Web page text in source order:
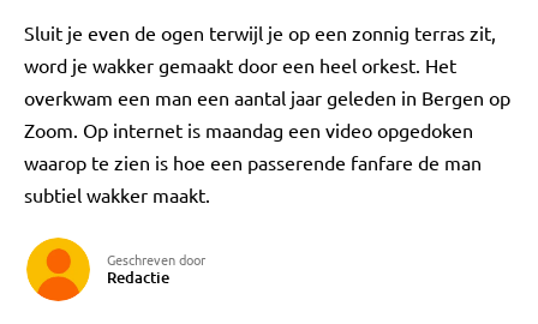
Sluit je even de ogen terwijl je op een zonnig terras zit,
word je wakker gemaakt door een heel orkest. Het
overkwam een man een aantal jaar geleden in Bergen op
Zoom. Op internet is maandag een video opgedoken
waarop te zien is hoe een passerende fanfare de man
subtiel wakker maakt.
Geschreven door
Redactie